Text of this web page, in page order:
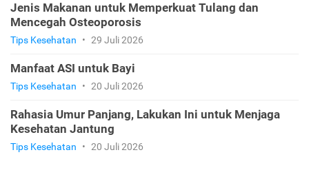
Jenis Makanan untuk Memperkuat Tulang dan
Mencegah Osteoporosis
Tips Kesehatan • 29 Juli 2026
Manfaat ASI untuk Bayi
Tips Kesehatan • 20 Juli 2026
Rahasia Umur Panjang, Lakukan Ini untuk Menjaga
Kesehatan Jantung
Tips Kesehatan • 20 Juli 2026